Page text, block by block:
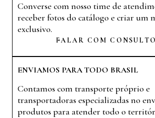
Converse com nosso time de
receber fotos do catálogo e criar um
exclusivo.
FALAR COM
ENVIAMOS PARA TODO BRASIL
Contamos com transporte próprio e
transportadoras especializadas no
produtos para atender todo o